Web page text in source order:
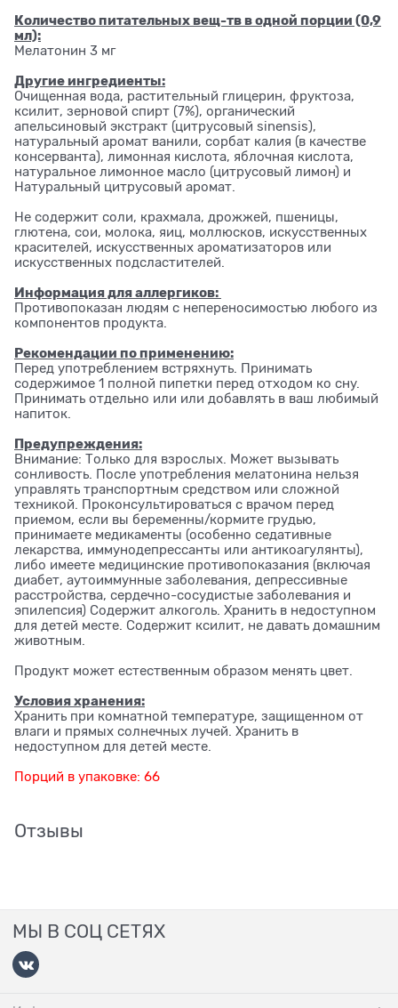
Количество питательных вещ-тв в одной порции (0,9
мл):
Мелатонин 3 мг
Другие ингредиенты:
Очищенная вода, растительный глицерин, фруктоза,
ксилит, зерновой спирт (7%), органический
апельсиновый экстракт (цитрусовый sinensis),
натуральный аромат ванили, сорбат калия (в качестве
консерванта), лимонная кислота, яблочная кислота,
натуральное лимонное масло (цитрусовый лимон) и
Натуральный цитрусовый аромат.
Не содержит соли, крахмала, дрожжей, пшеницы,
глютена, сои, молока, яиц, моллюсков, искусственных
красителей, искусственных ароматизаторов или
искусственных подсластителей.
Информация для аллергиков:
Противопоказан людям с непереносимостью любого из
компонентов продукта.
Рекомендации по применению:
Перед употреблением встряхнуть. Принимать
содержимое 1 полной пипетки перед отходом ко сну.
Принимать отдельно или или добавлять в ваш любимый
напиток.
Предупреждения:
Внимание: Только для взрослых. Может вызывать
сонливость. После употребления мелатонина нельзя
управлять транспортным средством или сложной
техникой. Проконсультироваться с врачом перед
приемом, если вы беременны/кормите грудью,
принимаете медикаменты (особенно седативные
лекарства, иммунодепрессанты или антикоагулянты),
либо имеете медицинские противопоказания (включая
диабет, аутоиммунные заболевания, депрессивные
расстройства, сердечно-сосудистые заболевания и
эпилепсия) Содержит алкоголь. Хранить в недоступном
для детей месте. Содержит ксилит, не давать домашним
животным.
Продукт может естественным образом менять цвет.
Условия хранения:
Хранить при комнатной температуре, защищенном от
влаги и прямых солнечных лучей. Хранить в
недоступном для детей месте.
Порций в упаковке: 66
Отзывы
МЫ В СОЦ СЕТЯХ